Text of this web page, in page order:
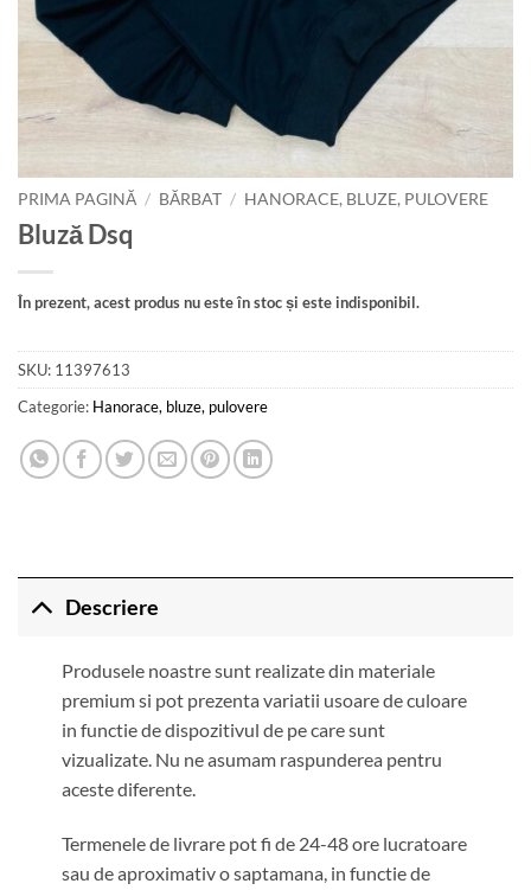
PRIMA PAGINĂ / BĂRBAT / HANORACE, BLUZE, PULOVERE
Bluză Dsq
În prezent, acest produs nu este în stoc și este indisponibil.
SKU: 11397613
Categorie: Hanorace, bluze, pulovere
Descriere
Produsele noastre sunt realizate din materiale
premium si pot prezenta variatii usoare de culoare
in functie de dispozitivul de pe care sunt
vizualizate. Nu ne asumam raspunderea pentru
aceste diferente.
Termenele de livrare pot fi de 24-48 ore lucratoare
sau de aproximativ o saptamana, in functie de